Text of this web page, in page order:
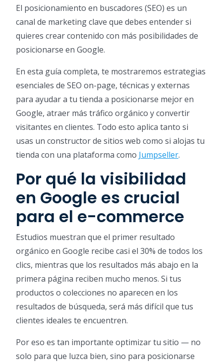
El posicionamiento en buscadores (SEO) es un
canal de marketing clave que debes entender si
quieres crear contenido con más posibilidades de
posicionarse en Google.
En esta guía completa, te mostraremos estrategias
esenciales de SEO on-page, técnicas y externas
para ayudar a tu tienda a posicionarse mejor en
Google, atraer más tráfico orgánico y convertir
visitantes en clientes. Todo esto aplica tanto si
usas un constructor de sitios web como si alojas tu
tienda con una plataforma como Jumpseller.
Por qué la visibilidad
en Google es crucial
para el e-commerce
Estudios muestran que el primer resultado
orgánico en Google recibe casi el 30% de todos los
clics, mientras que los resultados más abajo en la
primera página reciben mucho menos. Si tus
productos o colecciones no aparecen en los
resultados de búsqueda, será más difícil que tus
clientes ideales te encuentren.
Por eso es tan importante optimizar tu sitio — no
solo para que luzca bien, sino para posicionarse